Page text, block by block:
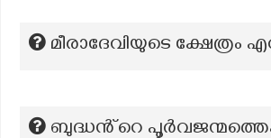
മീരാദേവിയുടെ ക്ഷേത്രം
ബുദ്ധൻ്റെ